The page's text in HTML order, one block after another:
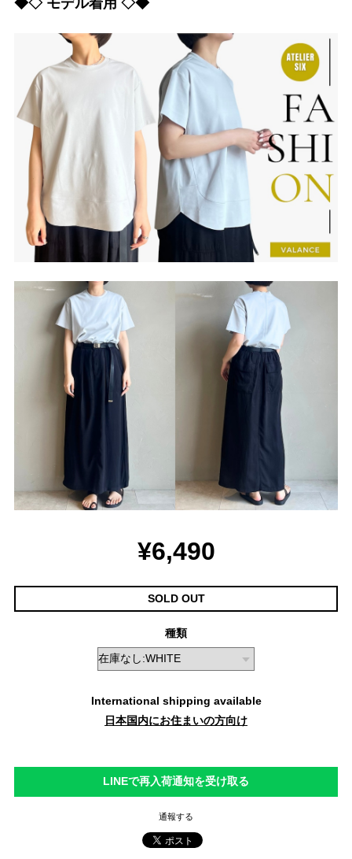
◆◇ モデル着用 ◇◆
¥6,490
SOLD OUT
種類
International shipping available
日本国内にお住まいの方向け
LINEで再入荷通知を受け取る
通報する